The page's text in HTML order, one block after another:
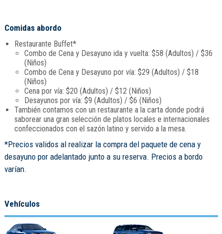
Comidas abordo
Restaurante Buffet*
Combo de Cena y Desayuno ida y vuelta: $58 (Adultos) / $36
(Niños)
Combo de Cena y Desayuno por vía: $29 (Adultos) / $18
(Niños)
Cena por vía: $20 (Adultos) / $12 (Niños)
Desayunos por vía: $9 (Adultos) / $6 (Niños)
También contamos con un restaurante a la carta donde podrá
saborear una gran selección de platos locales e internacionales
confeccionados con el sazón latino y servido a la mesa.
*Precios validos al realizar la compra del paquete de cena y
desayuno por adelantado junto a su reserva. Precios a bordo
varían.
Vehículos